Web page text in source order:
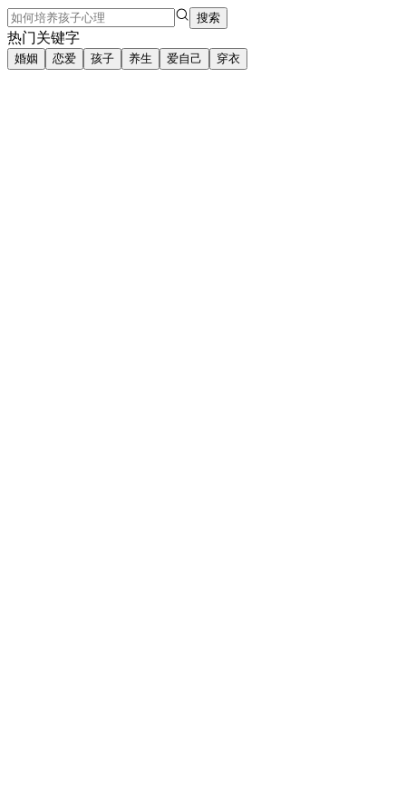
搜索
热门关键字
婚姻 恋爱 孩子 养生 爱自己 穿衣